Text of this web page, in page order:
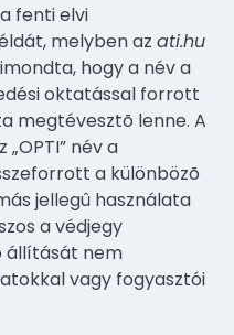
fenti elvi
melyben az ati.hu
hogy a név a
oktatással forrott
megtévesztõ lenne. A
név a
a különbözõ
jellegû használata
a védjegy
állítását nem
vagy fogyasztói